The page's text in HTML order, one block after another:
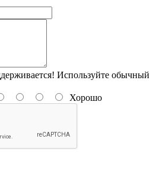
Используйте обычный
Хорошо